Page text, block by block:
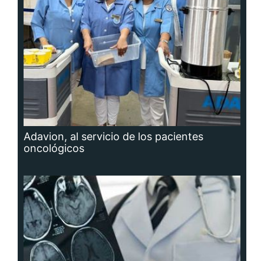
Adavion, al servicio de los pacientes
oncológicos